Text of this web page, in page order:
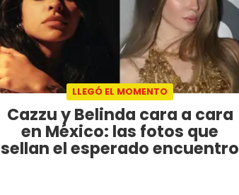
LLEGÓ EL MOMENTO
Cazzu y Belinda cara a cara
en México: las fotos que
sellan el esperado encuentro